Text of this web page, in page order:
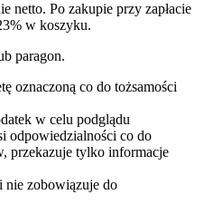
netto. Po zakupie przy zapłacie
w koszyku.
paragon.
oznaczoną co do tożsamości
w celu podglądu
odpowiedzialności co do
przekazuje tylko informacje
nie zobowiązuje do